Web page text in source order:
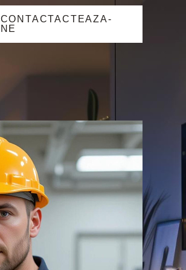
CONTACTACTEAZA-
NE